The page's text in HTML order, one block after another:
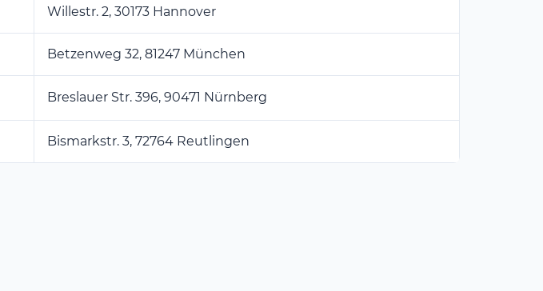
Willestr. 2, 30173 Hannover
Betzenweg 32, 81247 München
Breslauer Str. 396, 90471 Nürnberg
Bismarkstr. 3, 72764 Reutlingen